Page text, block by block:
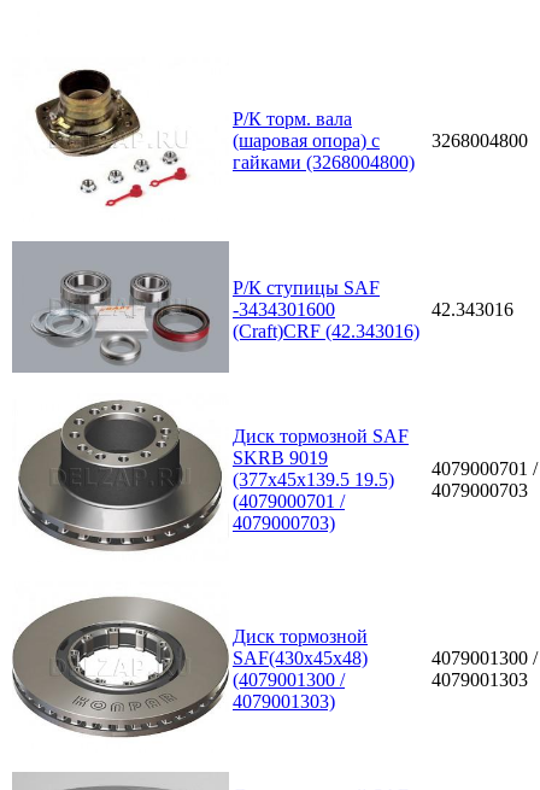
Р/К торм. вала
(шаровая опора) с
гайками (3268004800)
3268004800
Р/К ступицы SAF
-3434301600
(Craft)CRF (42.343016)
42.343016
Диск тормозной SAF
SKRB 9019
(377х45х139.5 19.5)
(4079000701 /
4079000703)
4079000701 /
4079000703
Диск тормозной
SAF(430x45x48)
(4079001300 /
4079001303)
4079001300 /
4079001303